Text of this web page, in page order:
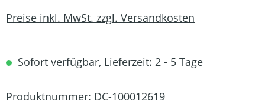
Preise inkl. MwSt. zzgl. Versandkosten
Sofort verfügbar, Lieferzeit: 2 - 5 Tage
Produktnummer: DC-100012619